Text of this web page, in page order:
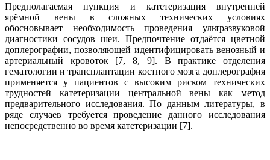
Предполагаемая пункция и катетеризация внутренней
ярёмной вены в сложных технических условиях
обосновывает необходимость проведения ультразвуковой
диагностики сосудов шеи. Предпочтение отдаётся цветной
доплерографии, позволяющей идентифицировать венозный и
артериальный кровоток [7, 8, 9]. В практике отделения
гематологии и трансплантации костного мозга доплерография
применяется у пациентов с высоким риском технических
трудностей катетеризации центральной вены как метод
предварительного исследования. По данным литературы, в
ряде случаев требуется проведение данного исследования
непосредственно во время катетеризации [7].